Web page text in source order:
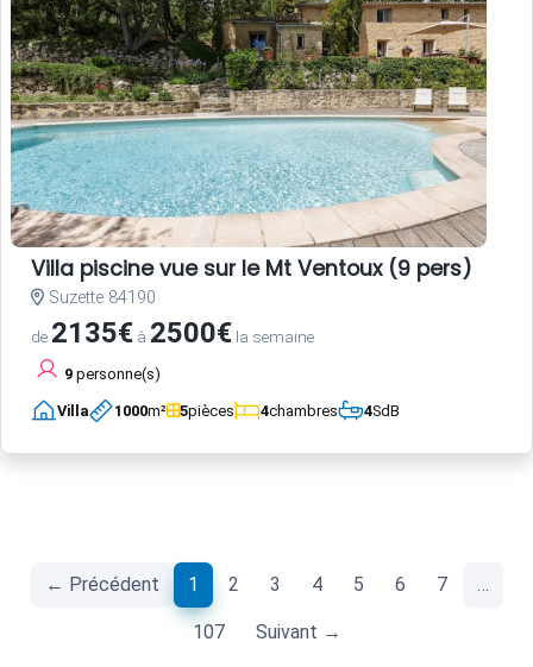
Villa piscine vue sur le Mt Ventoux (9 pers)
Suzette 84190
de 2135€ à 2500€ la semaine
9 personne(s)
Villa 1000m² 5pièces 4chambres 4SdB
← Précédent 1 (current)
2 3 4 5 6 7 …
107 Suivant →